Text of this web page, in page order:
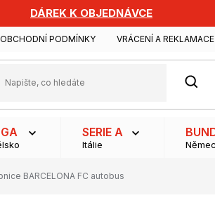
DÁREK K OBJEDNÁVCE
OBCHODNÍ PODMÍNKY VRÁCENÍ A REKLAMACE
HLEDAT
SERIE A
Itálie
BARCELONA FC autobus